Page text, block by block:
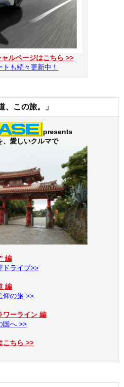
ルページはこちら >>
トも続々更新中！
、この旅。」
presents
、愛しいクルマで
編
ドライブ>>
編
仰の旅 >>
ワーライン 編
国へ >>
こちら >>